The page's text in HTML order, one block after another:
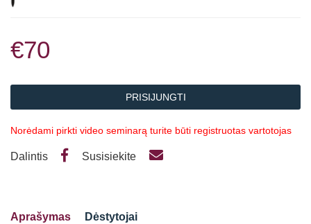
€70
PRISIJUNGTI
Norėdami pirkti video seminarą turite būti registruotas vartotojas
Dalintis Susisiekite
Aprašymas Dėstytojai